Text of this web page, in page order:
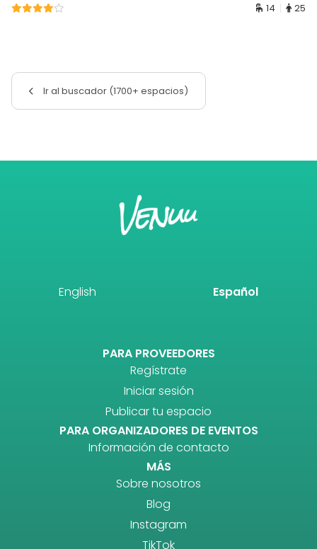
14 25
Ir al buscador (1700+ espacios)
English Español
PARA PROVEEDORES
Regístrate
Iniciar sesión
Publicar tu espacio
PARA ORGANIZADORES DE EVENTOS
Información de contacto
MÁS
Sobre nosotros
Blog
Instagram
TikTok